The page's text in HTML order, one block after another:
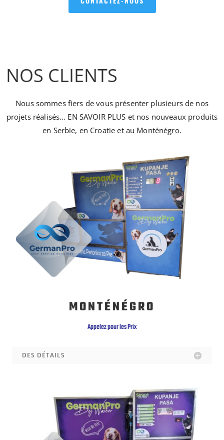
NOS CLIENTS
Nous sommes fiers de vous présenter plusieurs de nos
projets réalisés… EN SAVOIR PLUS et nos nouveaux produits
en Serbie, en Croatie et au Monténégro.
MONTÉNÉGRO
Appelez pour les Prix
DES DÉTAILS